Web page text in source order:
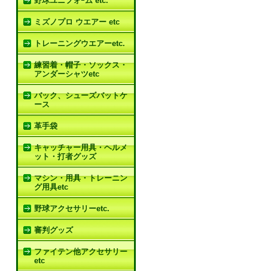
ミズノプロ ウエアー etc
トレーニングウエアーetc.
練習着・帽子・ソックス・
アンダーシャツetc
バック、シューズバットケ
ース
革手袋
キャッチャー用具・ヘルメ
ット・打者グッズ
マシン・用具・トレーニン
グ用具etc
野球アクセサリーetc.
審判グッズ
ファイテン他アクセサリー
etc